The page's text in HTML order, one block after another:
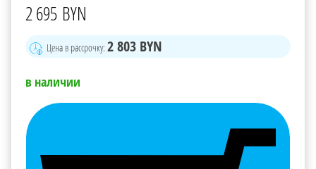
2 695 BYN
Цена в рассрочку: 2 803 BYN
в наличии